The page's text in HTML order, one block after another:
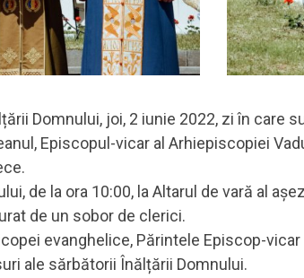
Domnului, joi, 2 iunie 2022, zi în care
Episcopul-vicar al Arhiepiscopiei
de la ora 10:00, la Altarul de vară al
de un sobor de clerici.
evanghelice, Părintele Episcop-
ale sărbătorii Înălțării Domnului.